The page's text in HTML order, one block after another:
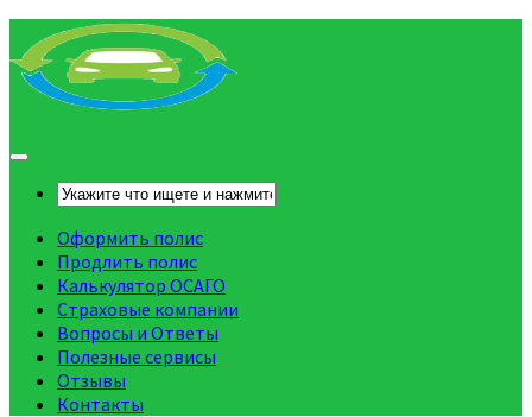
Оформить полис
Продлить полис
Калькулятор ОСАГО
Страховые компании
Вопросы и Ответы
Полезные сервисы
Отзывы
Контакты